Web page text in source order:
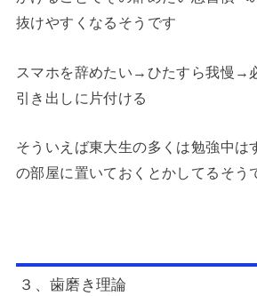
抜けやすくなるそうです
スマホを辞めたい→ひたすら我慢→
引き出しに片付ける
そういえば東大生の多くは勉強中は
の部屋に置いておくとかしてるそう
３、歯磨き理論